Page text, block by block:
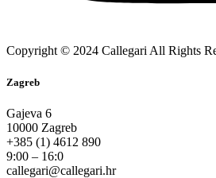
Copyright © 2024 Callegari All Rights
Zagreb
Gajeva 6
10000 Zagreb
+385 (1) 4612 890
9:00 – 16:0
callegari@callegari.hr